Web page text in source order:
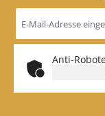
Mail-
Adresse
*
Anti-